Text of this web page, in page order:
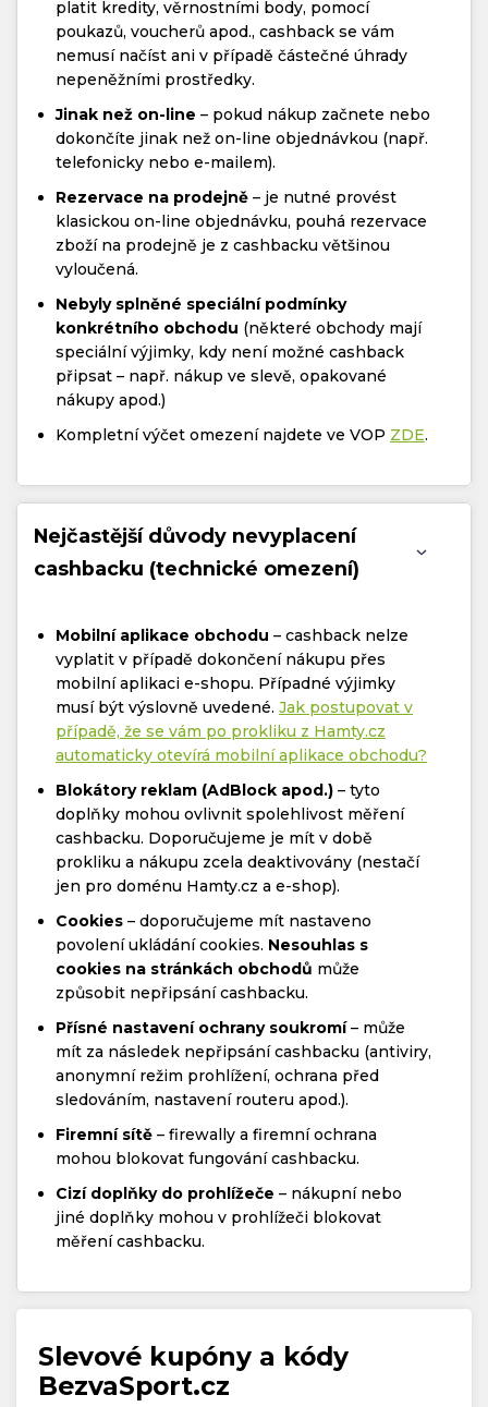
platit kredity, věrnostními body, pomocí
poukazů, voucherů apod., cashback se vám
nemusí načíst ani v případě částečné úhrady
nepeněžními prostředky.
Jinak než on-line – pokud nákup začnete nebo
dokončíte jinak než on-line objednávkou (např.
telefonicky nebo e-mailem).
Rezervace na prodejně – je nutné provést
klasickou on-line objednávku, pouhá rezervace
zboží na prodejně je z cashbacku většinou
vyloučená.
Nebyly splněné speciální podmínky
konkrétního obchodu (některé obchody mají
speciální výjimky, kdy není možné cashback
připsat – např. nákup ve slevě, opakované
nákupy apod.)
Kompletní výčet omezení najdete ve VOP ZDE.
Nejčastější důvody nevyplacení
cashbacku (technické omezení)
Mobilní aplikace obchodu – cashback nelze
vyplatit v případě dokončení nákupu přes
mobilní aplikaci e-shopu. Případné výjimky
musí být výslovně uvedené. Jak postupovat v
případě, že se vám po prokliku z Hamty.cz
automaticky otevírá mobilní aplikace obchodu?
Blokátory reklam (AdBlock apod.) – tyto
doplňky mohou ovlivnit spolehlivost měření
cashbacku. Doporučujeme je mít v době
prokliku a nákupu zcela deaktivovány (nestačí
jen pro doménu Hamty.cz a e-shop).
Cookies – doporučujeme mít nastaveno
povolení ukládání cookies. Nesouhlas s
cookies na stránkách obchodů může
způsobit nepřipsání cashbacku.
Přísné nastavení ochrany soukromí– může
mít za následek nepřipsání cashbacku (antiviry,
anonymní režim prohlížení, ochrana před
sledováním, nastavení routeru apod.).
Firemní sítě – firewally a firemní ochrana
mohou blokovat fungování cashbacku.
Cizí doplňky do prohlížeče – nákupní nebo
jiné doplňky mohou v prohlížeči blokovat
měření cashbacku.
Slevové kupóny a kódy
BezvaSport.cz